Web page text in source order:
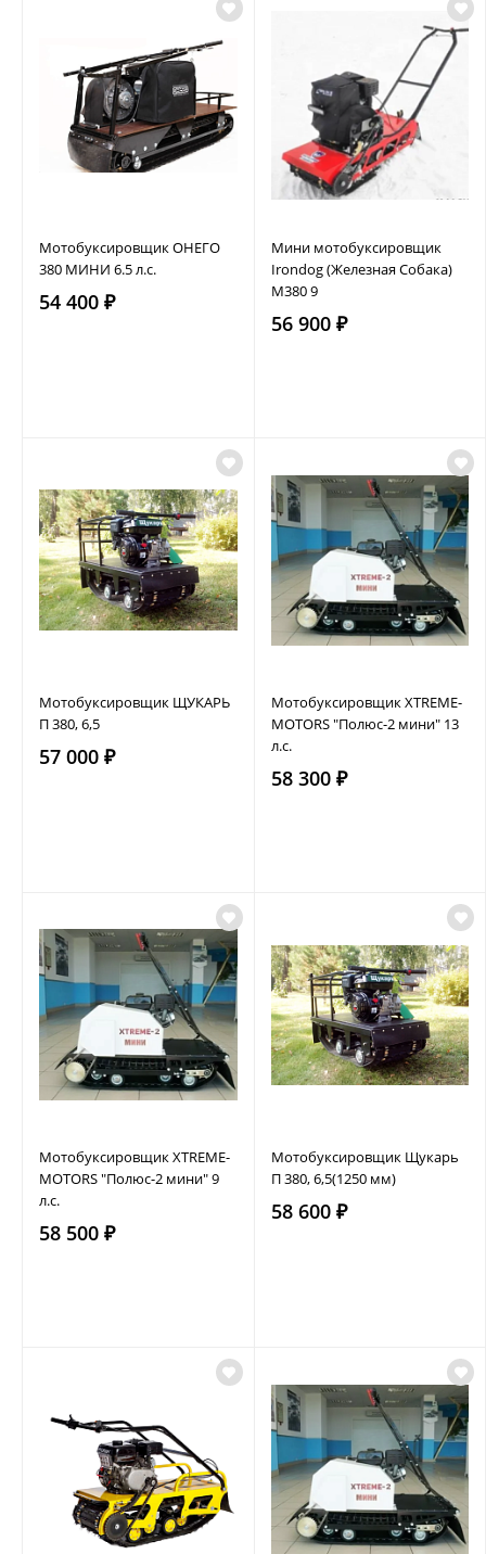
Мотобуксировщик ОНЕГО
380 МИНИ 6.5 л.с.
54 400 ₽
Мини мотобуксировщик
Irondog (Железная Собака)
M380 9
56 900 ₽
Мотобуксировщик ЩУКАРЬ
П 380, 6,5
57 000 ₽
Мотобуксировщик XTREME-
MOTORS "Полюс-2 мини" 13
л.с.
58 300 ₽
Мотобуксировщик XTREME-
MOTORS "Полюс-2 мини" 9
л.с.
58 500 ₽
Мотобуксировщик Щукарь
П 380, 6,5(1250 мм)
58 600 ₽